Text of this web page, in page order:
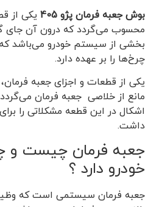
بوش جعبه فرمان پژو 405
یکی از
محسوب می‌گردد که درون آن جای
بخشی از سیستم خودرو می‌باشد که
چرخ‌ها را بر عهده دارد.
یکی از قطعات و اجزای جعبه
مانع از خلاصی جعبه فرمان
اشکال در این قطعه مشکلاتی را
داشت.
جعبه فرمان چیست و
خودرو دارد ؟
جعبه فرمان سیستمی‌ است که